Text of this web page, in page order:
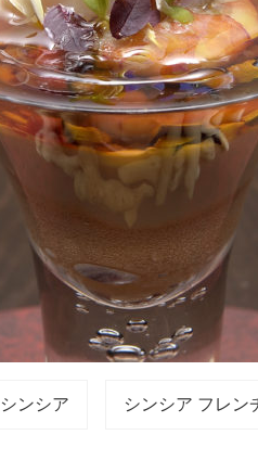
シンシア シンシア フレン